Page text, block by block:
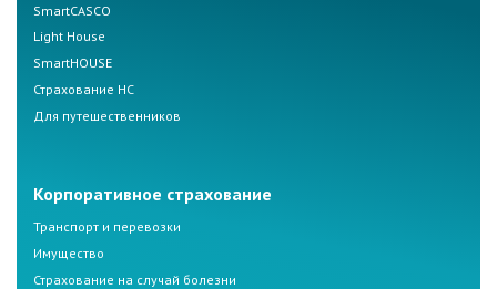
SmartCASCO
Light House
SmartHOUSE
Страхование НС
Для путешественников
Корпоративное страхование
Транспорт и перевозки
Имущество
Страхование на случай болезни